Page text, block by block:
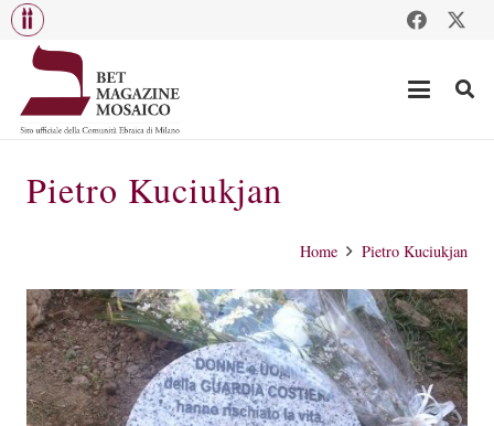
Pietro Kuciukjan
Home Pietro Kuciukjan